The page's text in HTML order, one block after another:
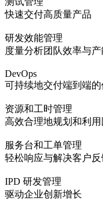
快速交付高质量产品
研发效能管理
度量分析团队效率与产
DevOps
可持续地交付端到端的
资源和工时管理
高效合理地规划和利
服务台和工单管理
轻松响应与解决客户反
IPD 研发管理
驱动企业创新增长